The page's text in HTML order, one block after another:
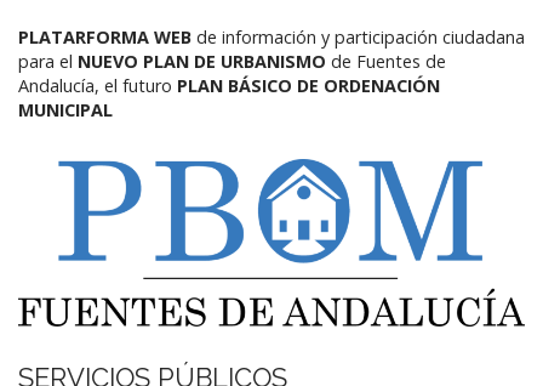
PLATARFORMA WEB de información y participación ciudadana
para el NUEVO PLAN DE URBANISMO de Fuentes de
Andalucía, el futuro PLAN BÁSICO DE ORDENACIÓN
MUNICIPAL
SERVICIOS PÚBLICOS